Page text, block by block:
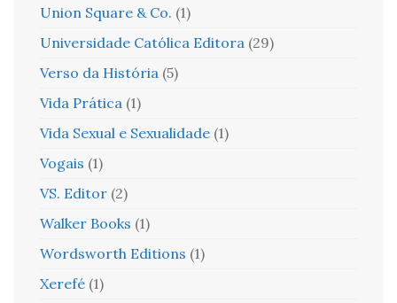
Union Square & Co. (1)
Universidade Católica Editora (29)
Verso da História (5)
Vida Prática (1)
Vida Sexual e Sexualidade (1)
Vogais (1)
VS. Editor (2)
Walker Books (1)
Wordsworth Editions (1)
Xerefé (1)